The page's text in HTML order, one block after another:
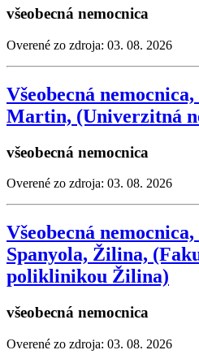
všeobecná nemocnica
Overené zo zdroja: 03. 08. 2026
Všeobecná
Martin, (Univerzitná
všeobecná nemocnica
Overené zo zdroja: 03. 08. 2026
Všeobecná
Spanyola, Žilina,
poliklinikou Žilina)
všeobecná nemocnica
Overené zo zdroja: 03. 08. 2026